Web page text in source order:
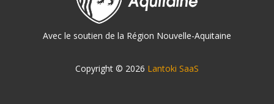
Avec le soutien de la Région Nouvelle-Aquitaine
Copyright © 2026 Lantoki SaaS